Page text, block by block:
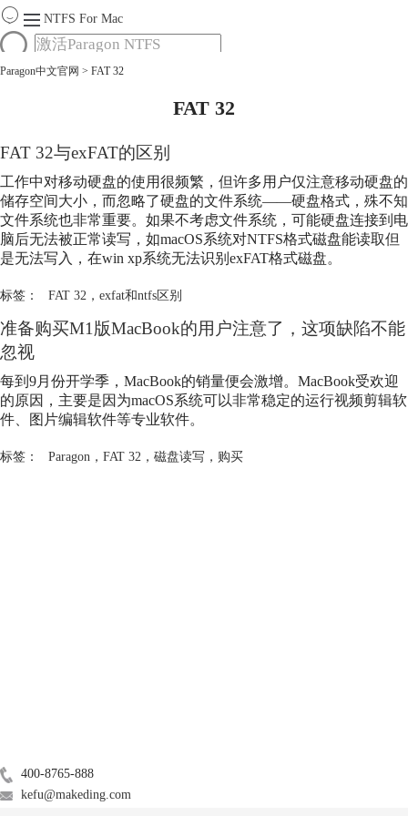
NTFS For Mac
首页
下载
购买
Paragon中文官网 > FAT 32
FAT 32
FAT 32与exFAT的区别
工作中对移动硬盘的使用很频繁，但许多用户仅注意移动硬盘的
储存空间大小，而忽略了硬盘的文件系统——硬盘格式，殊不知
文件系统也非常重要。如果不考虑文件系统，可能硬盘连接到电
脑后无法被正常读写，如macOS系统对NTFS格式磁盘能读取但
是无法写入，在win xp系统无法识别exFAT格式磁盘。
标签： FAT 32 ， exfat和ntfs区别
准备购买M1版MacBook的用户注意了，这项缺陷不能
忽视
每到9月份开学季，MacBook的销量便会激增。MacBook受欢迎
的原因，主要是因为macOS系统可以非常稳定的运行视频剪辑软
件、图片编辑软件等专业软件。
标签： Paragon ， FAT 32 ， 磁盘读写 ， 购买
400-8765-888
kefu@makeding.com